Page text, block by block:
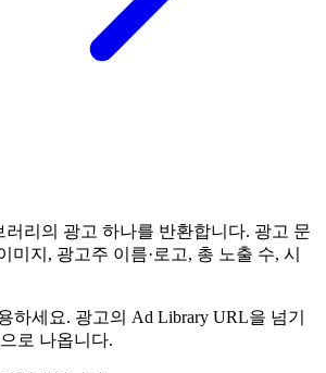
러리의 광고 하나를 반환합니다. 광고 문
미지, 광고주 이름·로고, 총 노출 수, 시
하세요. 광고의 Ad Library URL을 넘기
로 나옵니다.